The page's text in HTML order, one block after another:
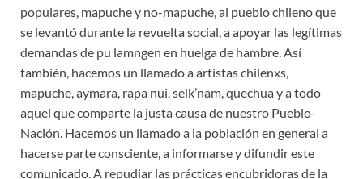
populares, mapuche y no-mapuche, al pueblo chileno que
se levantó durante la revuelta social, a apoyar las legítimas
demandas de pu lamngen en huelga de hambre. Así
también, hacemos un llamado a artistas chilenxs,
mapuche, aymara, rapa nui, selk’nam, quechua y a todo
aquel que comparte la justa causa de nuestro Pueblo-
Nación. Hacemos un llamado a la población en general a
hacerse parte consciente, a informarse y difundir este
comunicado. A repudiar las prácticas encubridoras de la